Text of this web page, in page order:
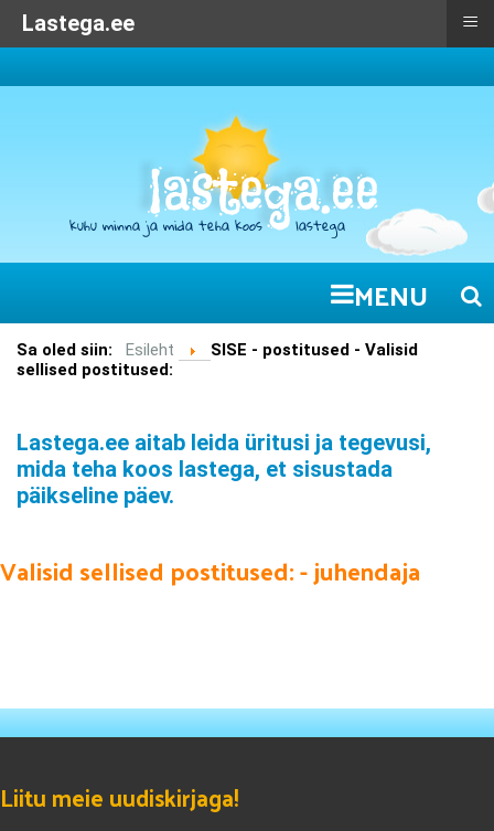
MENU
Sa oled siin: Esileht
SISE - postitused - Valisid
sellised postitused:
Lastega.ee aitab leida üritusi ja tegevusi,
mida teha koos lastega, et sisustada
päikseline päev.
Valisid sellised postitused: - juhendaja
Liitu meie uudiskirjaga!
Lastega.ee ≡